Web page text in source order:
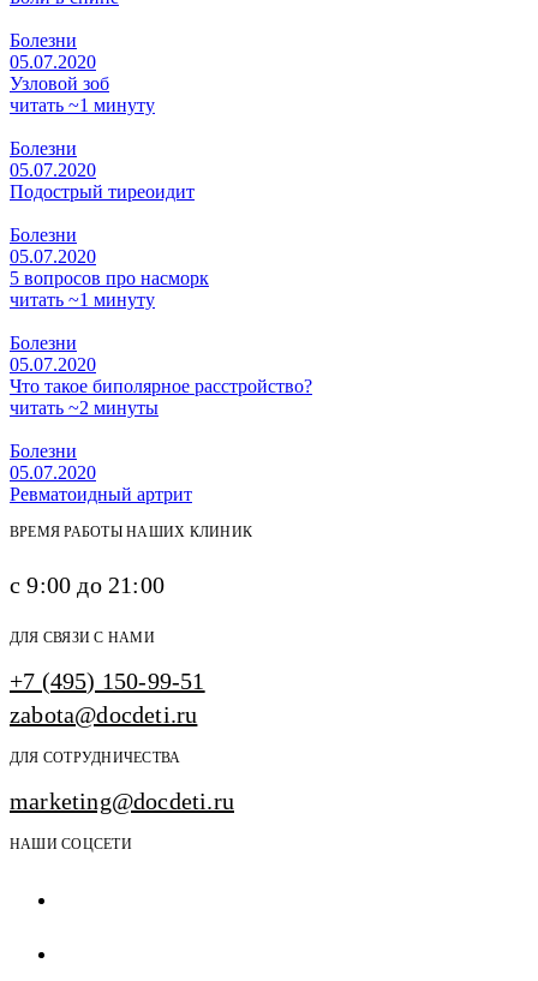
Болезни
05.07.2020
Узловой зоб
читать ~1 минуту
Болезни
05.07.2020
Подострый тиреоидит
Болезни
05.07.2020
5 вопросов про насморк
читать ~1 минуту
Болезни
05.07.2020
Что такое биполярное расстройство?
читать ~2 минуты
Болезни
05.07.2020
Ревматоидный артрит
ВРЕМЯ РАБОТЫ НАШИХ КЛИНИК
с 9:00 до 21:00
ДЛЯ СВЯЗИ С НАМИ
+7 (495) 150-99-51
zabota@docdeti.ru
ДЛЯ СОТРУДНИЧЕСТВА
marketing@docdeti.ru
НАШИ СОЦСЕТИ